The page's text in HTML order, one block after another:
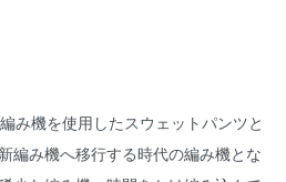
み機を使用したスウェットパンツと
編み機へ移行する時代の編み機とな